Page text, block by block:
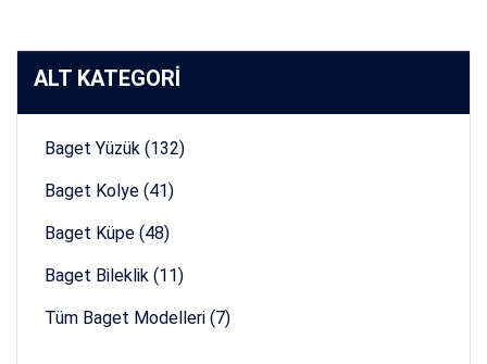
ALT KATEGORİ
Baget Yüzük (132)
Baget Kolye (41)
Baget Küpe (48)
Baget Bileklik (11)
Tüm Baget Modelleri (7)